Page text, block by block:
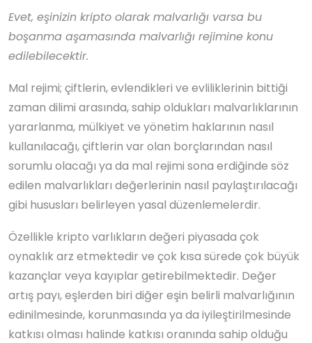
Evet, eşinizin kripto olarak malvarlığı varsa bu
boşanma aşamasında malvarlığı rejimine konu
edilebilecektir.
Mal rejimi; çiftlerin, evlendikleri ve evliliklerinin bittiği
zaman dilimi arasında, sahip oldukları malvarlıklarının
yararlanma, mülkiyet ve yönetim haklarının nasıl
kullanılacağı, çiftlerin var olan borçlarından nasıl
sorumlu olacağı ya da mal rejimi sona erdiğinde söz
edilen malvarlıkları değerlerinin nasıl paylaştırılacağı
gibi hususları belirleyen yasal düzenlemelerdir.
Özellikle kripto varlıkların değeri piyasada çok
oynaklık arz etmektedir ve çok kısa sürede çok büyük
kazançlar veya kayıplar getirebilmektedir. Değer
artış payı, eşlerden biri diğer eşin belirli malvarlığının
edinilmesinde, korunmasında ya da iyileştirilmesinde
katkısı olması halinde katkısı oranında sahip olduğu